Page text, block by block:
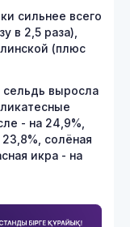
сильнее всего
в 2,5 раза),
(плюс
выросла
- на 24,9%,
солёная
икра - на